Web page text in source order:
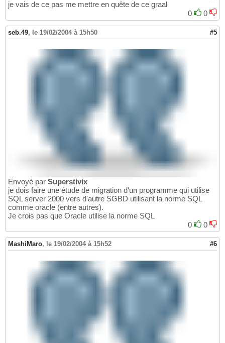
je vais de ce pas me mettre en quête de ce graal
0
0
seb.49, le 19/02/2004 à 15h50 #5
Envoyé par Superstivix
je dois faire une étude de migration d'un programme qui utilise
SQL server 2000 vers d'autre SGBD utilisant la norme SQL
comme oracle (entre autres).
Je crois pas que Oracle utilise la norme SQL
0
0
MashiMaro, le 19/02/2004 à 15h52 #6